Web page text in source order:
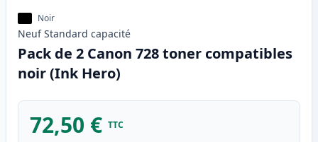
Noir
Neuf Standard capacité
Pack de 2 Canon 728 toner compatibles
noir (Ink Hero)
72,50 € TTC